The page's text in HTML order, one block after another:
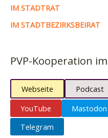
IM STADTRAT
IM STADTBEZIRKSBEIRAT
PVP-Kooperation
Webseite Podcast
YouTube
Mastodon
Telegram